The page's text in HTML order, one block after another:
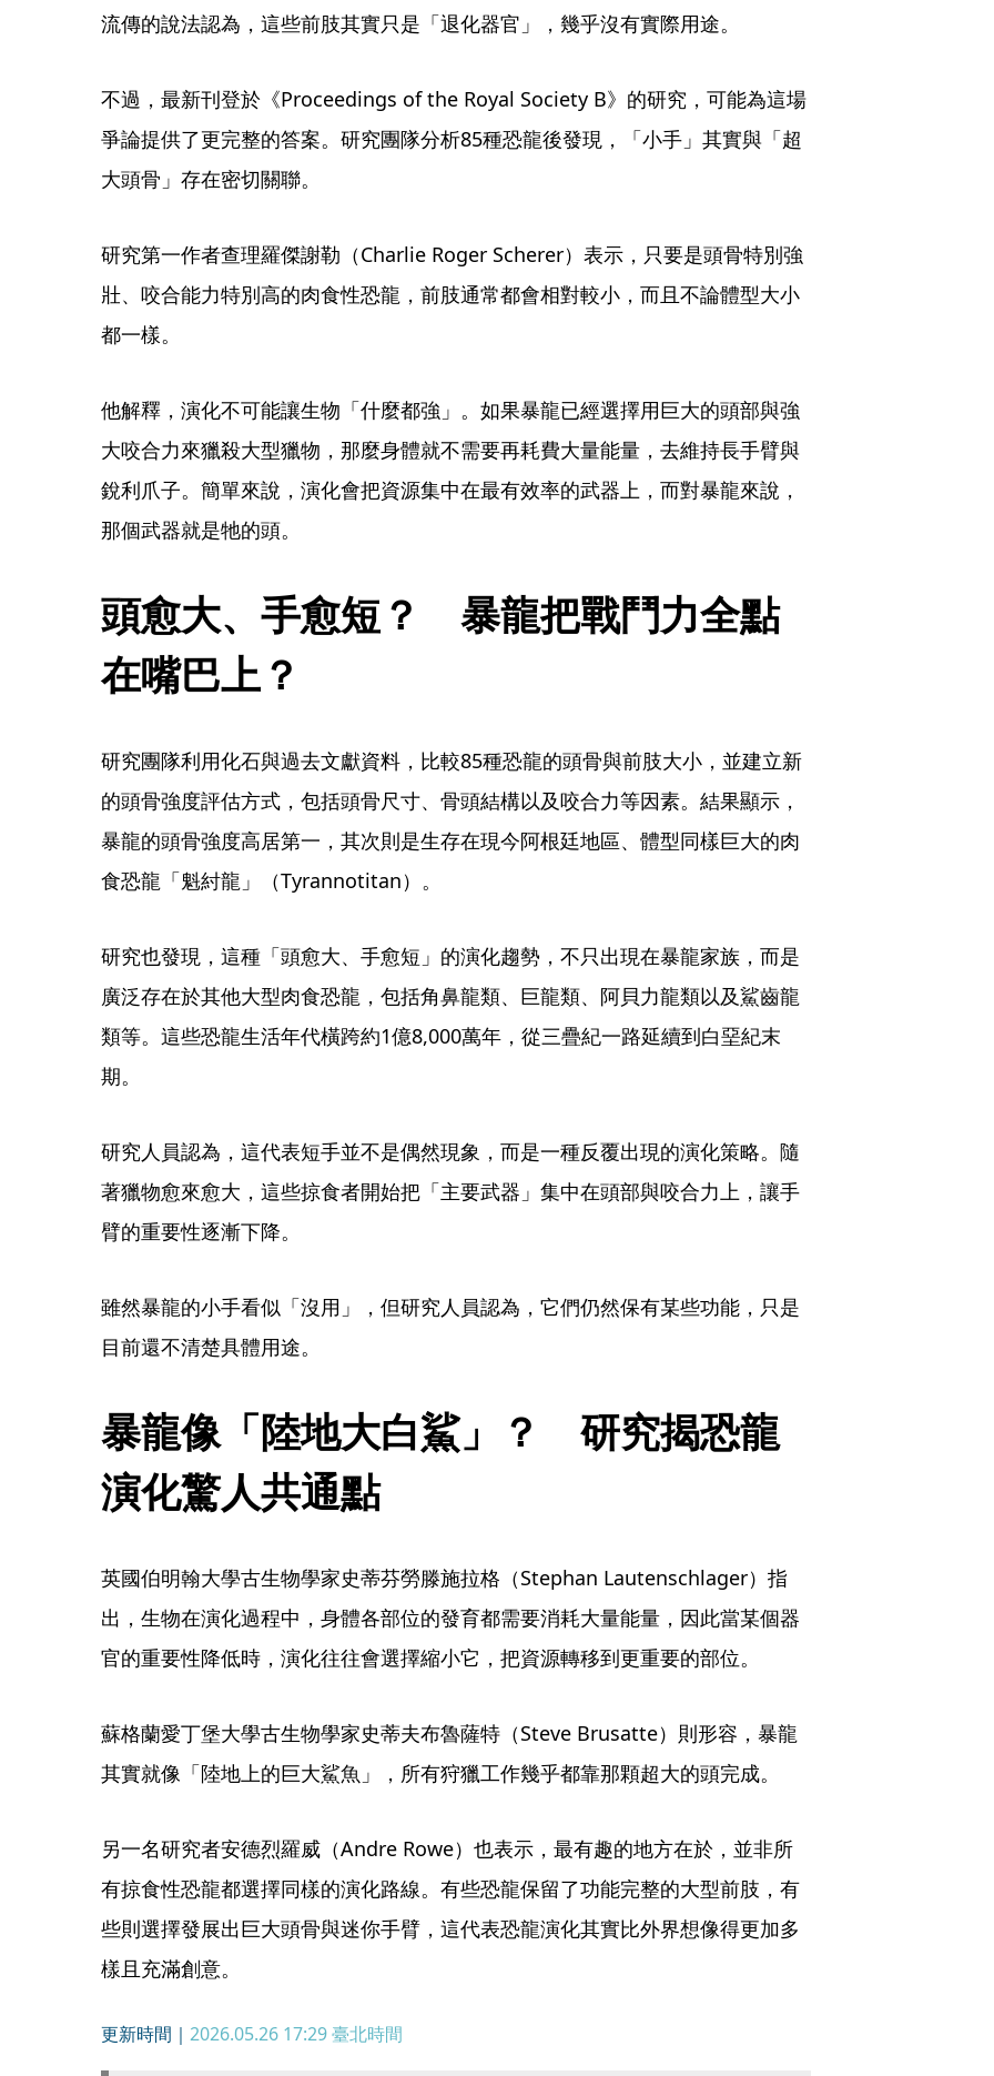
流傳的說法認為，這些前肢其實只是「退化器官」，幾乎沒有實際用途。
不過，最新刊登於《Proceedings of the Royal Society B》的研究，可能為這場
爭論提供了更完整的答案。研究團隊分析85種恐龍後發現，「小手」其實與「超
大頭骨」存在密切關聯。
研究第一作者查理羅傑謝勒（Charlie Roger Scherer）表示，只要是頭骨特別強
壯、咬合能力特別高的肉食性恐龍，前肢通常都會相對較小，而且不論體型大小
都一樣。
他解釋，演化不可能讓生物「什麼都強」。如果暴龍已經選擇用巨大的頭部與強
大咬合力來獵殺大型獵物，那麼身體就不需要再耗費大量能量，去維持長手臂與
銳利爪子。簡單來說，演化會把資源集中在最有效率的武器上，而對暴龍來說，
那個武器就是牠的頭。
頭愈大、手愈短？　暴龍把戰鬥力全點
在嘴巴上？
研究團隊利用化石與過去文獻資料，比較85種恐龍的頭骨與前肢大小，並建立新
的頭骨強度評估方式，包括頭骨尺寸、骨頭結構以及咬合力等因素。結果顯示，
暴龍的頭骨強度高居第一，其次則是生存在現今阿根廷地區、體型同樣巨大的肉
食恐龍「魁紂龍」（Tyrannotitan）。
研究也發現，這種「頭愈大、手愈短」的演化趨勢，不只出現在暴龍家族，而是
廣泛存在於其他大型肉食恐龍，包括角鼻龍類、巨龍類、阿貝力龍類以及鯊齒龍
類等。這些恐龍生活年代橫跨約1億8,000萬年，從三疊紀一路延續到白堊紀末
期。
研究人員認為，這代表短手並不是偶然現象，而是一種反覆出現的演化策略。隨
著獵物愈來愈大，這些掠食者開始把「主要武器」集中在頭部與咬合力上，讓手
臂的重要性逐漸下降。
雖然暴龍的小手看似「沒用」，但研究人員認為，它們仍然保有某些功能，只是
目前還不清楚具體用途。
暴龍像「陸地大白鯊」？　研究揭恐龍
演化驚人共通點
英國伯明翰大學古生物學家史蒂芬勞滕施拉格（Stephan Lautenschlager）指
出，生物在演化過程中，身體各部位的發育都需要消耗大量能量，因此當某個器
官的重要性降低時，演化往往會選擇縮小它，把資源轉移到更重要的部位。
蘇格蘭愛丁堡大學古生物學家史蒂夫布魯薩特（Steve Brusatte）則形容，暴龍
其實就像「陸地上的巨大鯊魚」，所有狩獵工作幾乎都靠那顆超大的頭完成。
另一名研究者安德烈羅威（Andre Rowe）也表示，最有趣的地方在於，並非所
有掠食性恐龍都選擇同樣的演化路線。有些恐龍保留了功能完整的大型前肢，有
些則選擇發展出巨大頭骨與迷你手臂，這代表恐龍演化其實比外界想像得更加多
樣且充滿創意。
更新時間｜ 2026.05.26 17:29臺北時間